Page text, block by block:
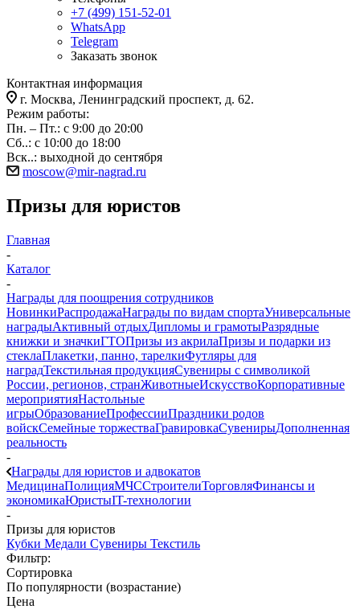
+7 (499) 151-52-01
WhatsApp
Telegram
Заказать звонок
Контактная информация
г. Москва, Ленинградский проспект, д. 62.
Режим работы:
Пн. – Пт.: с 9:00 до 20:00
Сб..: с 10:00 до 18:00
Вск..: выходной до сентября
moscow@mir-nagrad.ru
Призы для юристов
Главная
-
Каталог
-
Награды для поощрения сотрудников
НовинкиРаспродажаНаграды по видам спортаУниверсальные
наградыАктивный отдыхДипломы и грамотыРазрядные
книжки и значкиГТОПризы из акрилаПризы и подарки из
стеклаПлакетки, панно, тарелкиФутляры для
наградТекстильная продукцияСувениры с символикой
России, регионов, странЖивотныеИскусствоКорпоративные
мероприятияНастольные
игрыОбразованиеПрофессииПраздники родов
войскСемейные торжестваГравировкаСувенирыДополненная
реальность
-
Награды для юристов и адвокатов
МедицинаПолицияМЧССтроителиТорговляФинансы и
экономикаЮристыIT-технологии
-
Призы для юристов
Кубки Медали Сувениры Текстиль
Фильтр:
Сортировка
По популярности (возрастание)
Цена